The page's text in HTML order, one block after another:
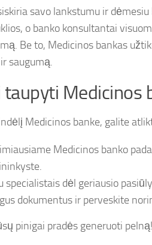
savo lankstumu ir
o banko konsultantai
Be to, Medicinos bankas
saugumą.
Medicinos
Medicinos banke, galite
Medicinos banko
specialistais dėl geriausio
dokumentus ir perveskite
pinigai pradės generuoti pelną!